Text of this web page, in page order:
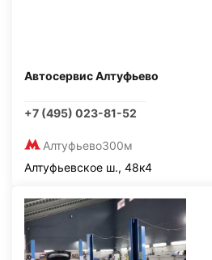
Автосервис Алтуфьево
+7 (495) 023-81-52
Алтуфьево300м
Алтуфьевское ш., 48к4